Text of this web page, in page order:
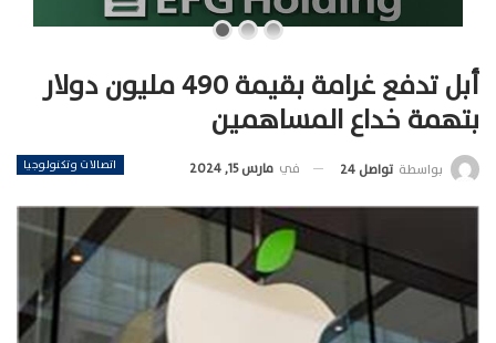
أبل تدفع غرامة بقيمة 490 مليون دولار
بتهمة خداع المساهمين
اتصالات وتكنولوجيا بواسطة تواصل 24 في مارس 15, 2024